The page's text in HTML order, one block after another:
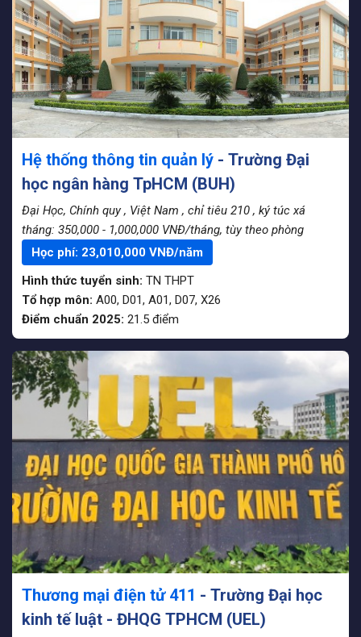
Hệ thống thông tin quản lý - Trường Đại
học ngân hàng TpHCM (BUH)
Đại Học, Chính quy , Việt Nam , chỉ tiêu 210 , ký túc xá
tháng: 350,000 - 1,000,000 VNĐ/tháng, tùy theo phòng
Học phí: 23,010,000 VNĐ/năm
Hình thức tuyển sinh: TN THPT
Tổ hợp môn: A00, D01, A01, D07, X26
Điểm chuẩn 2025: 21.5 điểm
Thương mại điện tử 411 - Trường Đại học
kinh tế luật - ĐHQG TPHCM (UEL)